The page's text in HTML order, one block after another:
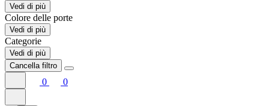
Vedi di più
Colore delle porte
Vedi di più
Categorie
Vedi di più
Cancella filtro
0 0